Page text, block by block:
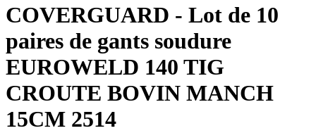
COVERGUARD - Lot de 10
paires de gants soudure
EUROWELD 140 TIG
CROUTE BOVIN MANCH
15CM 2514